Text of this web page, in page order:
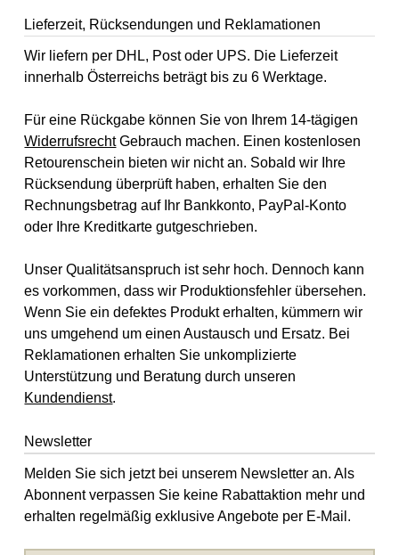
Lieferzeit, Rücksendungen und Reklamationen
Wir liefern per DHL, Post oder UPS. Die Lieferzeit
innerhalb Österreichs beträgt bis zu 6 Werktage.
Für eine Rückgabe können Sie von Ihrem 14-tägigen
WiderrufsrechtGebrauch machen. Einen kostenlosen
Retourenschein bieten wir nicht an. Sobald wir Ihre
Rücksendung überprüft haben, erhalten Sie den
Rechnungsbetrag auf Ihr Bankkonto, PayPal-Konto
oder Ihre Kreditkarte gutgeschrieben.
Unser Qualitätsanspruch ist sehr hoch. Dennoch kann
es vorkommen, dass wir Produktionsfehler übersehen.
Wenn Sie ein defektes Produkt erhalten, kümmern wir
uns umgehend um einen Austausch und Ersatz. Bei
Reklamationen erhalten Sie unkomplizierte
Unterstützung und Beratung durch unseren
Kundendienst.
Newsletter
Melden Sie sich jetzt bei unserem Newsletter an. Als
Abonnent verpassen Sie keine Rabattaktion mehr und
erhalten regelmäßig exklusive Angebote per E-Mail.